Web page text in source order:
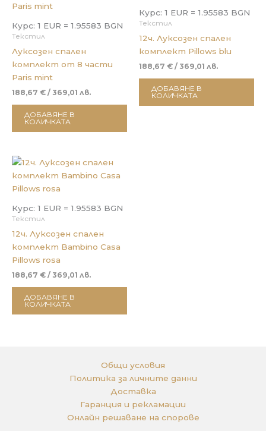
Курс: 1 EUR = 1.95583 BGN
Текстил
Луксозен спален
комплект от 8 части
Paris mint
188,67 € / 369,01 лв.
ДОБАВЯНЕ В
КОЛИЧКАТА
Курс: 1 EUR = 1.95583 BGN
Текстил
12ч. Луксозен спален
комплект Pillows blu
188,67 € / 369,01 лв.
ДОБАВЯНЕ В
КОЛИЧКАТА
Курс: 1 EUR = 1.95583 BGN
Текстил
12ч. Луксозен спален
комплект Bambino Casa
Pillows rosa
188,67 € / 369,01 лв.
ДОБАВЯНЕ В
КОЛИЧКАТА
Общи условия
Политика за личните данни
Доставка
Гаранция и рекламации
Онлайн решаване на спорове